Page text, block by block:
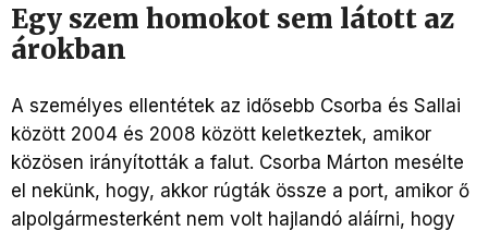
Egy szem homokot sem látott az
árokban
A személyes ellentétek az idősebb Csorba és Sallai
között 2004 és 2008 között keletkeztek, amikor
közösen irányították a falut. Csorba Márton mesélte
el nekünk, hogy, akkor rúgták össze a port, amikor ő
alpolgármesterként nem volt hajlandó aláírni, hogy